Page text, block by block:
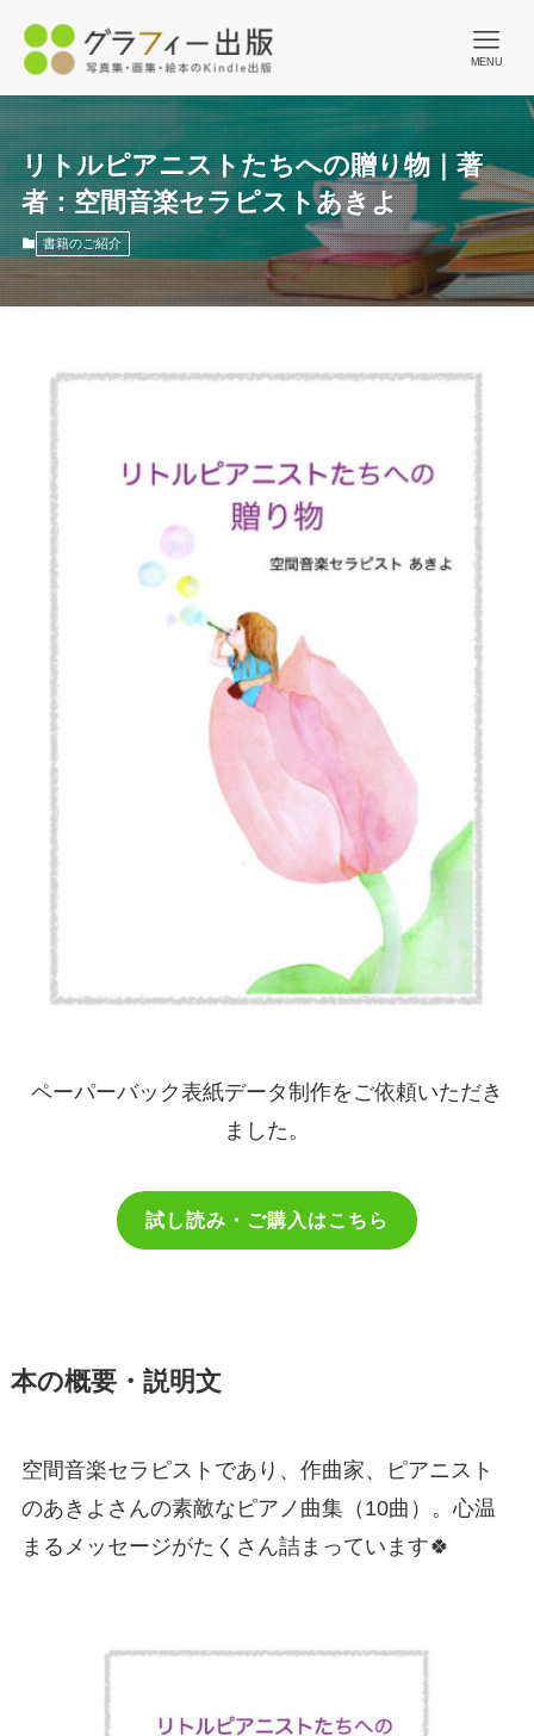
MENU
リトルピアニストたちへの贈り物｜著
者：空間音楽セラピストあきよ
書籍のご紹介
ペーパーバック表紙データ制作をご依頼いただき
ました。
試し読み・ご購入はこちら
本の概要・説明文
空間音楽セラピストであり、作曲家、ピアニスト
のあきよさんの素敵なピアノ曲集（10曲）。心温
まるメッセージがたくさん詰まっています🍀